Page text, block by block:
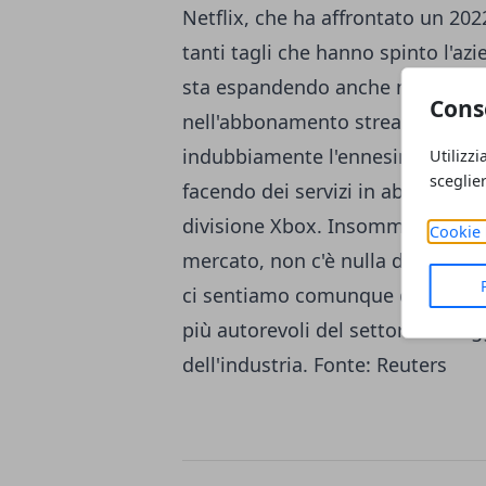
Cookie
Netflix, che ha affrontato un
tanti tagli che hanno spinto
sta espandendo anche nel
nell'abbonamento streaming
indubbiamente l'ennesimo
facendo dei servizi in
divisione Xbox. Insomma,
mercato, non c'è nulla di
ci sentiamo comunque di
più autorevoli del settore con
dell'industria. Fonte: Reuters